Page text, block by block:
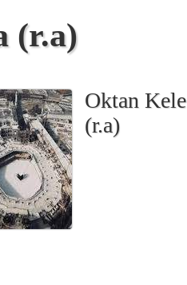
(r.a)
Oktan
(r.a)